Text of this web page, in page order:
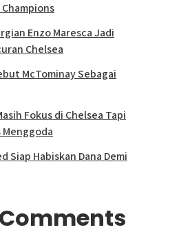
Enzo Maresca Jadi
Chelsea
McTominay Sebagai
Fokus di Chelsea Tapi
Menggoda
Siap Habiskan Dana Demi